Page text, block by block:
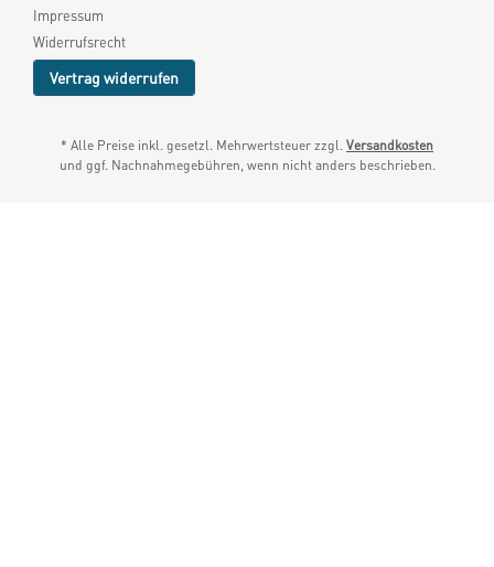
Impressum
Widerrufsrecht
Vertrag widerrufen
* Alle Preise inkl. gesetzl. Mehrwertsteuer zzgl. Versandkosten
und ggf. Nachnahmegebühren, wenn nicht anders beschrieben.